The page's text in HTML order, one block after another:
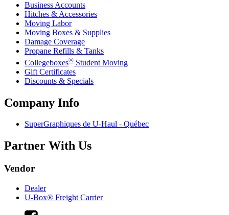
Business Accounts
Hitches & Accessories
Moving Labor
Moving Boxes & Supplies
Damage Coverage
Propane Refills & Tanks
Collegeboxes® Student Moving
Gift Certificates
Discounts & Specials
Company Info
SuperGraphiques de U-Haul - Québec
Partner With Us
Vendor
Dealer
U-Box® Freight Carrier